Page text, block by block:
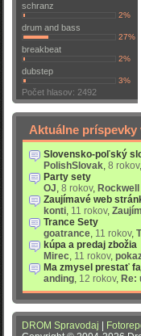
schranz
2%
drum and bass
27%
breakbeat
2%
dubstep
3%
Počet hlasov: 2492
Aktuálne príspevky
Slovensko-poľský
PolishSlovak, 8 rokov,
Party sety
OJ, 8 rokov,
Zaujímavé web
konti, 11 rokov,
Trance Sety
goatrance, 11 rokov,
kúpa a predaj zbožia
Mirec, 11 rokov,
Ma zmysel prestať
anding, 12 rokov, Re:
DROM Spravodaj